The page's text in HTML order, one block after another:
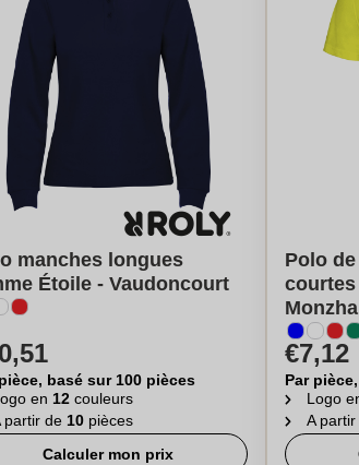
manches longues
Étoile - Vaudoncourt
basé sur 100 pièces
en 12couleurs
partir de 10pièces
Calculer mon prix
Polo
€7,12
Par
Logo
A